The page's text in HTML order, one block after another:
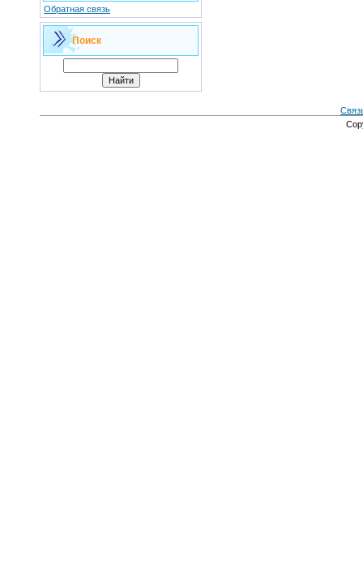
Обратная связь
Поиск